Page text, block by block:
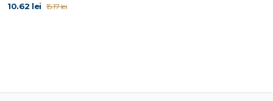
10.62 lei 15.17 lei